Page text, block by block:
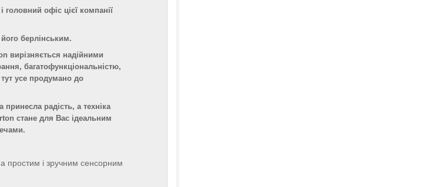
головний офіс цієї компанії
його берлінським.
вирізняється надійними
багатофункціональністю,
усе продумано до
радість, а техніка
стане для Вас ідеальним
простим і зручним сенсорним